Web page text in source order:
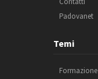
Padovanet
Temi
Formazione